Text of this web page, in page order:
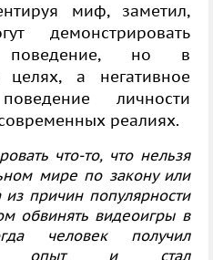
миф, заметил,
демонстрировать
поведение, но в
целях, а негативное
личности
реалиях.
что-то, что нельзя
мире по закону или
из причин популярности
обвинять видеоигры в
человек получил
опыт и стал